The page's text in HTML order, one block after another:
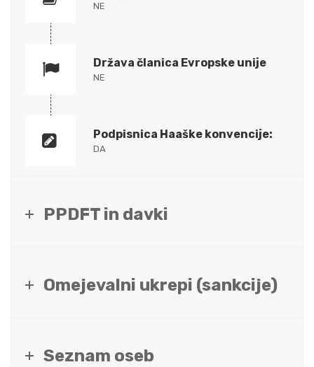
NE
Država članica Evropske unije
NE
Podpisnica Haaške konvencije:
DA
PPDFT in davki
Omejevalni ukrepi (sankcije)
Seznam oseb